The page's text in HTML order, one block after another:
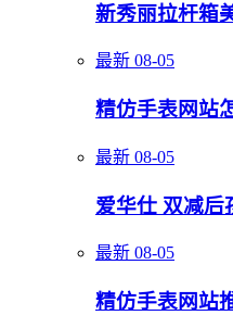
新秀丽拉杆箱
最新 08-05
精仿手表网站
最新 08-05
爱华仕 双减后
最新 08-05
精仿手表网站